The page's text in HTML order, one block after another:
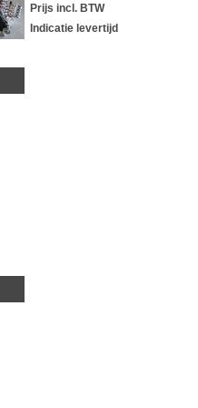
Prijs incl. BTW
Indicatie levertijd